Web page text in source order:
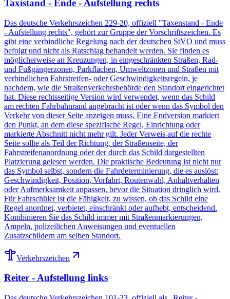
Taxistand - Ende - Aufstellung rechts
Das deutsche Verkehrszeichen 229-20, offiziell "Taxenstand - Ende
- Aufstellung rechts", gehört zur Gruppe der Vorschriftszeichen. Es
gibt eine verbindliche Regelung nach der deutschen StVO und muss
befolgt und nicht als Ratschlag behandelt werden. Sie finden es
möglicherweise an Kreuzungen, in eingeschränkten Straßen, Rad-
und Fußgängerzonen, Parkflächen, Umweltzonen und Straßen mit
verbindlichen Fahrstreifen- oder Geschwindigkeitsregeln, je
nachdem, wie die Straßenverkehrsbehörde den Standort eingerichtet
hat. Diese rechtsseitige Version wird verwendet, wenn das Schild
am rechten Fahrbahnrand angebracht ist oder wenn das Symbol den
Verkehr von dieser Seite anzeigen muss. Eine Endversion markiert
den Punkt, an dem diese spezifische Regel, Einrichtung oder
markierte Abschnitt nicht mehr gilt. Jeder Verweis auf die rechte
Seite sollte als Teil der Richtung, der Straßenseite, der
Fahrstreifenanordnung oder der durch das Schild dargestellten
Platzierung gelesen werden. Die praktische Bedeutung ist nicht nur
das Symbol selbst, sondern die Fahrdeterminierung, die es auslöst:
Geschwindigkeit, Position, Vorfahrt, Routenwahl, Anhaltverhalten
oder Aufmerksamkeit anpassen, bevor die Situation dringlich wird.
Für Fahrschüler ist die Fähigkeit, zu wissen, ob das Schild eine
Regel anordnet, verbietet, einschränkt oder aufhebt, entscheidend.
Kombinieren Sie das Schild immer mit Straßenmarkierungen,
Ampeln, polizeilichen Anweisungen und eventuellen
Zusatzschildern am selben Standort.
Verkehrszeichen
Reiter - Aufstellung links